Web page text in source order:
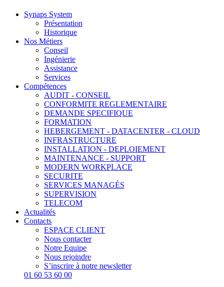
Synaps System
Présentation
Historique
Nos Métiers
Conseil
Ingénierie
Assistance
Services
Compétences
AUDIT - CONSEIL
CONFORMITE REGLEMENTAIRE
DEMANDE SPECIFIQUE
FORMATION
HEBERGEMENT - DATACENTER - CLOUD
INFRASTRUCTURE
INSTALLATION - DEPLOIEMENT
MAINTENANCE - SUPPORT
MODERN WORKPLACE
SECURITE
SERVICES MANAGÉS
SUPERVISION
TELECOM
Actualités
Contacts
ESPACE CLIENT
Nous contacter
Notre Equipe
Nous rejoindre
S’inscrire à notre newsletter
01 60 53 60 00